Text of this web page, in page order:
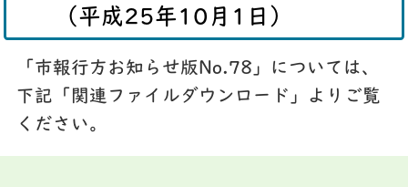
（平成25年10月1日）
「市報行方お知らせ版No.78」については、
下記「関連ファイルダウンロード」よりご覧
ください。